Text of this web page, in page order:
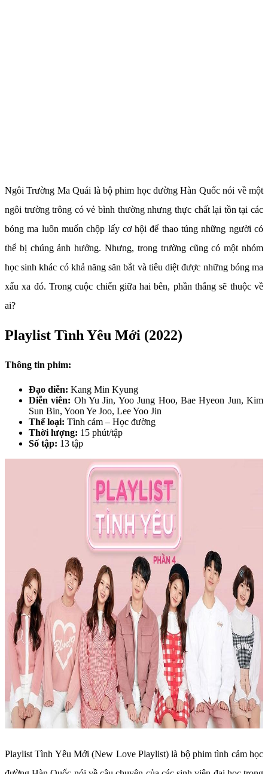
Ngôi Trường Ma Quái là bộ phim học đường Hàn Quốc nói về một
ngôi trường trông có vẻ bình thường nhưng thực chất lại tồn tại các
bóng ma luôn muốn chộp lấy cơ hội để thao túng những người có
thể bị chúng ảnh hưởng. Nhưng, trong trường cũng có một nhóm
học sinh khác có khả năng săn bắt và tiêu diệt được những bóng ma
xấu xa đó. Trong cuộc chiến giữa hai bên, phần thắng sẽ thuộc về
ai?
Playlist Tình Yêu Mới (2022)
Thông tin phim:
Đạo diễn: Kang Min Kyung
Diễn viên: Oh Yu Jin, Yoo Jung Hoo, Bae Hyeon Jun, Kim
Sun Bin, Yoon Ye Joo, Lee Yoo Jin
Thể loại: Tình cảm – Học đường
Thời lượng: 15 phút/tập
Số tập: 13 tập
Playlist Tình Yêu Mới (New Love Playlist) là bộ phim tình cảm học